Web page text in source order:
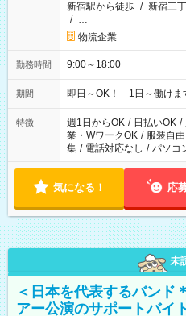
新宿駅から徒歩 / 新宿三
/ …
物流企業
勤務時間 9:00～18:00
期間 即日～OK！ 1日～働けま
特徴 週1日からOK / 日払いOK /
業・WワークOK / 服装自由
集 / 電話対応なし / パソコ
気になる！ 応
未
＜日本を代表するバンド
アー公演のサポートバイ